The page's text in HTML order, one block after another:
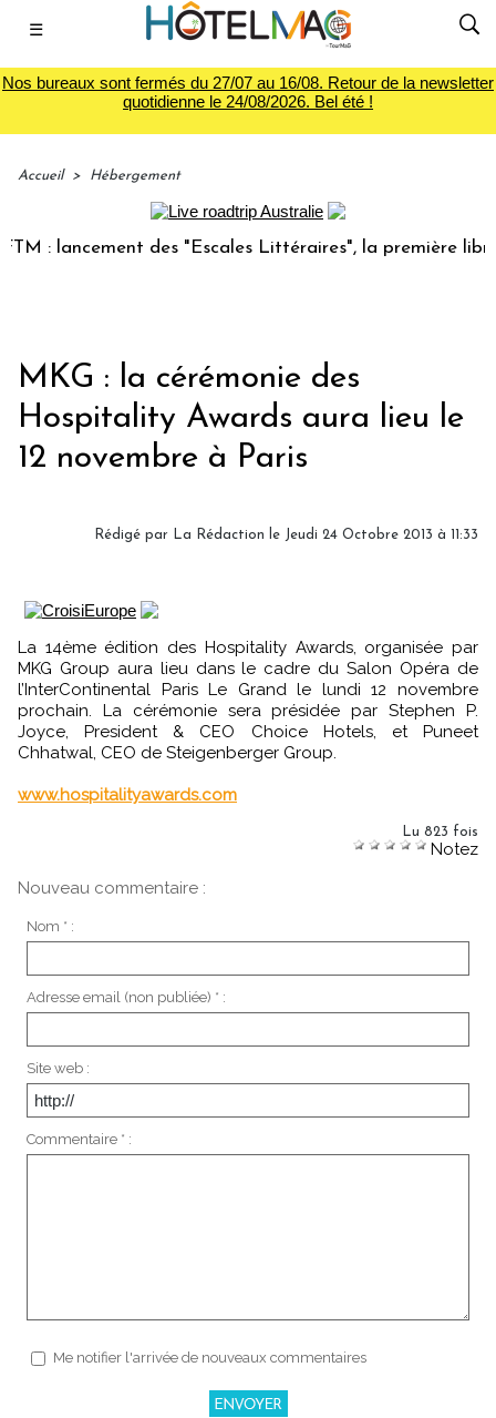
☰
Nos bureaux sont fermés du 27/07 au 16/08. Retour de la newsletter
quotidienne le 24/08/2026. Bel été !
Accueil > Hébergement
: lancement des "Escales Littéraires", la première
MKG : la cérémonie des
Hospitality Awards aura lieu le
12 novembre à Paris
Rédigé par La Rédaction le Jeudi 24 Octobre 2013 à 11:33
La 14ème édition des Hospitality Awards, organisée par
MKG Group aura lieu dans le cadre du Salon Opéra de
l’InterContinental Paris Le Grand le lundi 12 novembre
prochain. La cérémonie sera présidée par Stephen P.
Joyce, President & CEO Choice Hotels, et Puneet
Chhatwal, CEO de Steigenberger Group.
www.hospitalityawards.com
Lu 823 fois
Notez
Nouveau commentaire :
Nom * :
Adresse email (non publiée) * :
Site web :
Commentaire * :
Me notifier l'arrivée de nouveaux commentaires